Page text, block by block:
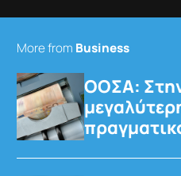
More from Business
ΟΟΣΑ: